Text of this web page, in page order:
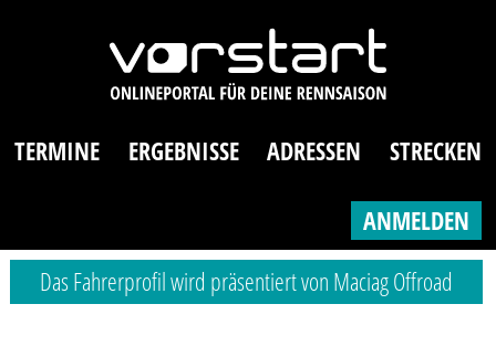
TERMINE ERGEBNISSE ADRESSEN STRECKEN
ANMELDEN
Das Fahrerprofil wird präsentiert von Maciag Offroad